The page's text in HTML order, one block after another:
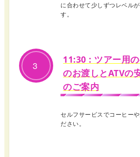
に合わせて少しずつレベル
す。
3
11:30 : ツアー用
のお渡しとATVの
のご案内
セルフサービスでコーヒー
ださい。